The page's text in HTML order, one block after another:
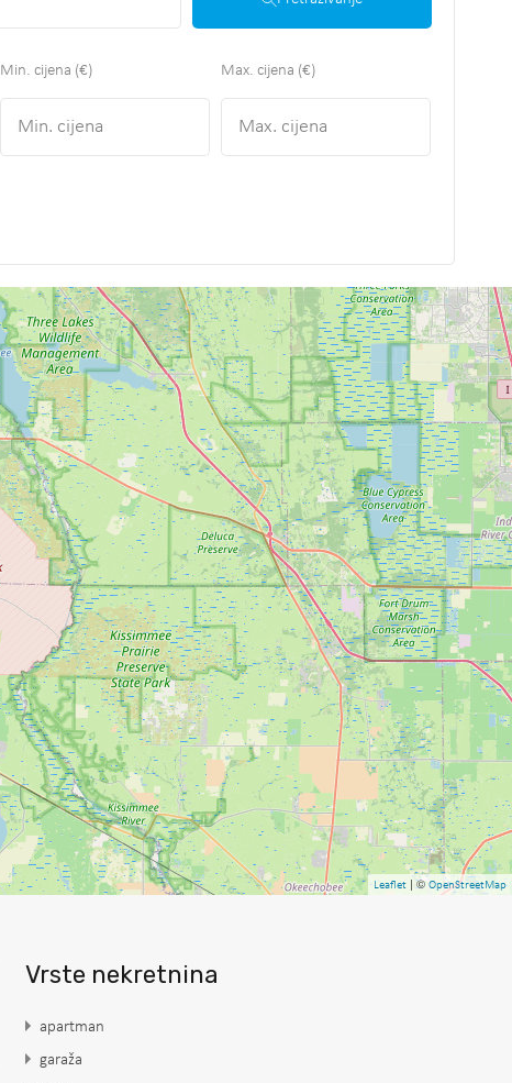
Min. cijena (€) Max. cijena (€)
Leaflet | ©OpenStreetMap
Vrste nekretnina
apartman
garaža